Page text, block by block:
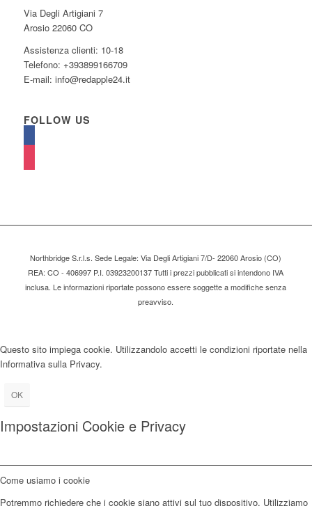
Via Degli Artigiani 7
Arosio 22060 CO
Assistenza clienti: 10-18
Telefono: +393899166709
E-mail: info@redapple24.it
FOLLOW US
Northbridge S.r.l.s. Sede Legale: Via Degli Artigiani 7/D- 22060 Arosio (CO)
REA: CO - 406997 P.I. 03923200137 Tutti i prezzi pubblicati si intendono IVA
inclusa. Le informazioni riportate possono essere soggette a modifiche senza
preavviso.
Questo sito impiega cookie. Utilizzandolo accetti le condizioni riportate nella
Informativa sulla Privacy.
OK
Impostazioni Cookie e Privacy
Come usiamo i cookie
Potremmo richiedere che i cookie siano attivi sul tuo dispositivo. Utilizziamo